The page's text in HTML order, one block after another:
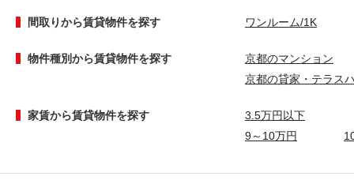
間取りから賃貸物件を探す ワンルーム/1K
物件種別から賃貸物件を探す
京都のマンション
京都の貸家・テラス
家賃から賃貸物件を探す
3.5万円以下
9～10万円